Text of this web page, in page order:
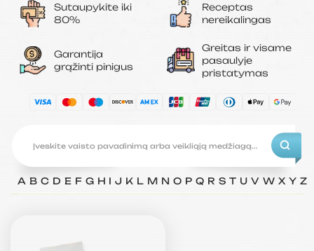
Sutaupykite iki
80%
Receptas
nereikalingas
Garantija
grąžinti pinigus
Greitas ir visame
pasaulyje
pristatymas
A B C D E F G H I J K L M N O P Q R S T U V W X Y Z